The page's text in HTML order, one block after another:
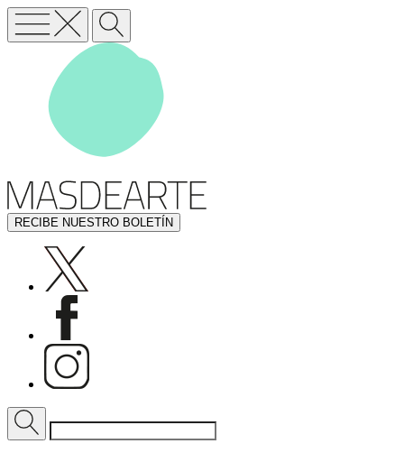
RECIBE NUESTRO BOLETÍN